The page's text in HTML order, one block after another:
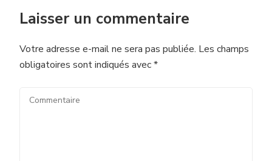
Laisser un commentaire
Votre adresse e-mail ne sera pas publiée. Les champs
obligatoires sont indiqués avec*